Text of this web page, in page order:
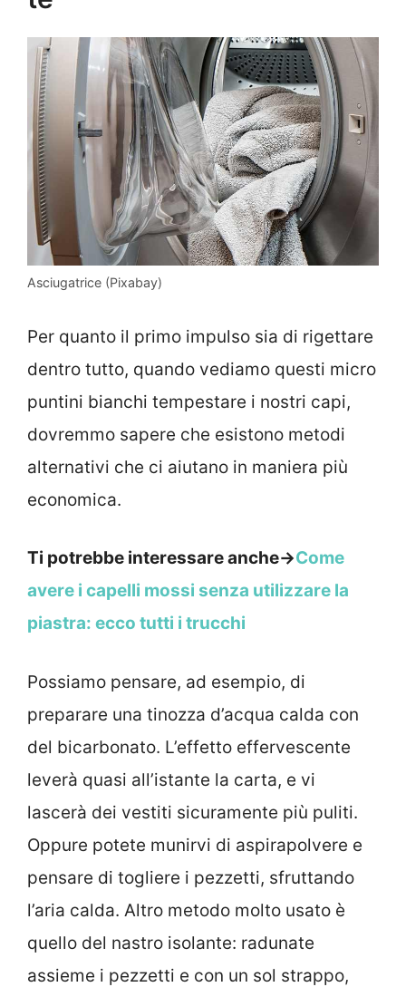
Asciugatrice (Pixabay)
Per quanto il primo impulso sia di rigettare
dentro tutto, quando vediamo questi micro
puntini bianchi tempestare i nostri capi,
dovremmo sapere che esistono metodi
alternativi che ci aiutano in maniera più
economica.
Ti potrebbe interessare anche->Come
avere i capelli mossi senza utilizzare la
piastra: ecco tutti i trucchi
Possiamo pensare, ad esempio, di
preparare una tinozza d’acqua calda con
del bicarbonato. L’effetto effervescente
leverà quasi all’istante la carta, e vi
lascerà dei vestiti sicuramente più puliti.
Oppure potete munirvi di aspirapolvere e
pensare di togliere i pezzetti, sfruttando
l’aria calda. Altro metodo molto usato è
quello del nastro isolante: radunate
assieme i pezzetti e con un sol strappo,